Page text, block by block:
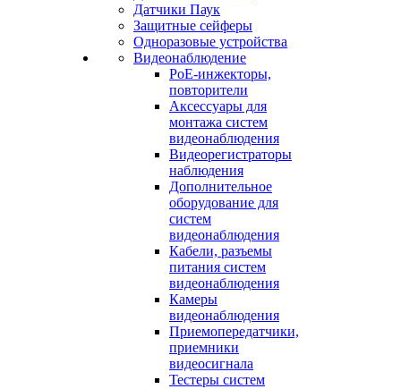
Датчики Паук
Защитные сейферы
Одноразовые устройства
Видеонаблюдение
PoE-инжекторы,
повторители
Аксессуары для
монтажа систем
видеонаблюдения
Видеорегистраторы
наблюдения
Дополнительное
оборудование для
систем
видеонаблюдения
Кабели, разъемы
питания систем
видеонаблюдения
Камеры
видеонаблюдения
Приемопередатчики,
приемники
видеосигнала
Тестеры систем